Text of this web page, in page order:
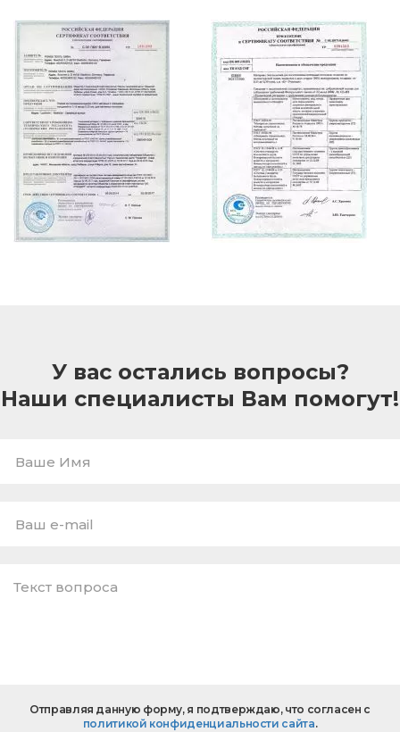
У вас остались вопросы?
Наши специалисты Вам помогут!
Имя
mail
вопроса
Отправляя данную форму, я подтверждаю, что согласен с
политикой конфиденциальности сайта.